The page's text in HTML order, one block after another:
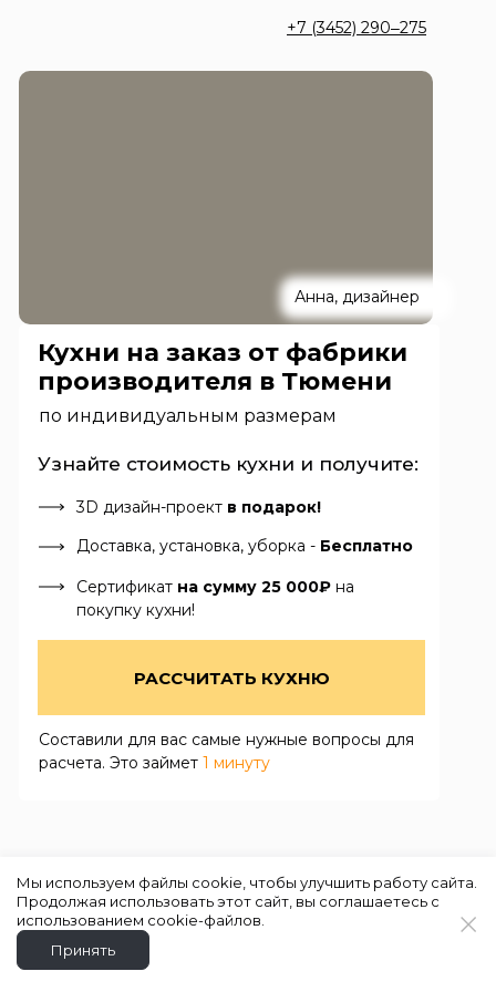
РАССЧИТАТЬ КУХНЮ
Анна, дизайнер
Узнайте стоимость кухни и получите:
по индивидуальным размерам
Составили для вас самые нужные вопросы для
расчета. Это займет 1 минуту
+7 (3452) 290‒275
Сертификат на сумму 25 000₽ на
покупку кухни!
Доставка, установка, уборка - Бесплатно
3D дизайн-проект в подарок!
Кухни на заказ от фабрики
производителя в Тюмени
Мы используем файлы cookie, чтобы улучшить работу сайта.
Продолжая использовать этот сайт, вы соглашаетесь с
использованием cookie-файлов.
Принять